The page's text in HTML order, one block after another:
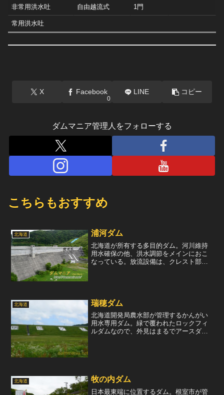
非常用洪水吐 自由越流式 1門
常用洪水吐
X Facebook
0
LINE コピー
ダムマニア管理人をフォローする
こちらもおすすめ
北海道 浦河ダム
北海道が所有する多目的ダム。河川維持
用水確保の他、洪水調節をメインにおこ
なっている。放流設備は、クレスト部に
北海道 瑞穂ダム
北海道開発局農水部が管理するかんがい
用水専用ダム。緑で覆われたロックフィ
ルダムなので、外見はまるでアースダム
北海道 牧の内ダム
日本最東端に位置するダム。根室市が管